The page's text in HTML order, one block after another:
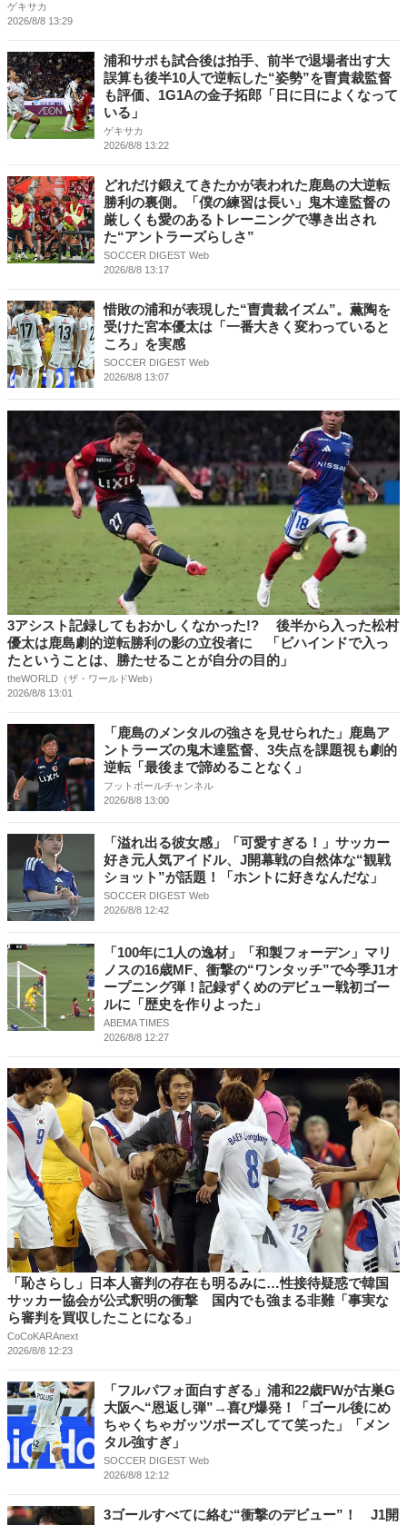
ゲキサカ
2026/8/8 13:29
浦和サポも試合後は拍手、前半で退場者出す大
誤算も後半10人で逆転した“姿勢”を曺貴裁監督
も評価、1G1Aの金子拓郎「日に日によくなって
いる」
ゲキサカ
2026/8/8 13:22
どれだけ鍛えてきたかが表われた鹿島の大逆転
勝利の裏側。「僕の練習は長い」鬼木達監督の
厳しくも愛のあるトレーニングで導き出され
た“アントラーズらしさ”
SOCCER DIGEST Web
2026/8/8 13:17
惜敗の浦和が表現した“曺貴裁イズム”。薫陶を
受けた宮本優太は「一番大きく変わっていると
ころ」を実感
SOCCER DIGEST Web
2026/8/8 13:07
3アシスト記録してもおかしくなかった!? 後半から入った松村
優太は鹿島劇的逆転勝利の影の立役者に 「ビハインドで入っ
たということは、勝たせることが自分の目的」
theWORLD（ザ・ワールドWeb）
2026/8/8 13:01
「鹿島のメンタルの強さを見せられた」鹿島ア
ントラーズの鬼木達監督、3失点を課題視も劇的
逆転「最後まで諦めることなく」
フットボールチャンネル
2026/8/8 13:00
「溢れ出る彼女感」「可愛すぎる！」サッカー
好き元人気アイドル、J開幕戦の自然体な“観戦
ショット”が話題！「ホントに好きなんだな」
SOCCER DIGEST Web
2026/8/8 12:42
「100年に1人の逸材」「和製フォーデン」マリ
ノスの16歳MF、衝撃の“ワンタッチ”で今季J1オ
ープニング弾！記録ずくめのデビュー戦初ゴー
ルに「歴史を作りよった」
ABEMA TIMES
2026/8/8 12:27
「恥さらし」日本人審判の存在も明るみに…性接待疑惑で韓国
サッカー協会が公式釈明の衝撃 国内でも強まる非難「事実な
ら審判を買収したことになる」
CoCoKARAnext
2026/8/8 12:23
「フルパフォ面白すぎる」浦和22歳FWが古巣G
大阪へ“恩返し弾”→喜び爆発！「ゴール後にめ
ちゃくちゃガッツポーズしてて笑った」「メン
タル強すぎ」
SOCCER DIGEST Web
2026/8/8 12:12
3ゴールすべてに絡む“衝撃のデビュー”！ J1開